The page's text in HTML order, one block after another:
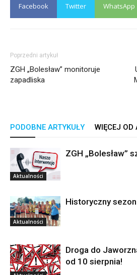
Facebook Twitter WhatsApp
Poprzedni artykuł
ZGH „Bolesław” monitoruje
zapadliska
PODOBNE ARTYKUŁY WIĘCEJ OD
Aktualności
ZGH „Bolesław”
Aktualności
Historyczny
Droga do
od 10 sierpnia!